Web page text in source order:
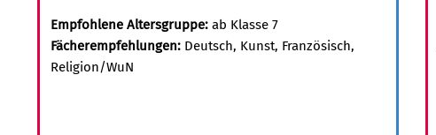
Empfohlene Altersgruppe: ab Klasse 7
Fächerempfehlungen: Deutsch, Kunst, Französisch,
Religion/WuN